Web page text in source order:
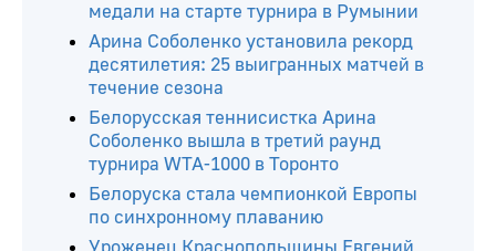
Читайте ещё
Белорусские борцы завоевали четыре
медали на старте турнира в Румынии
Арина Соболенко установила рекорд
десятилетия: 25 выигранных матчей в
течение сезона